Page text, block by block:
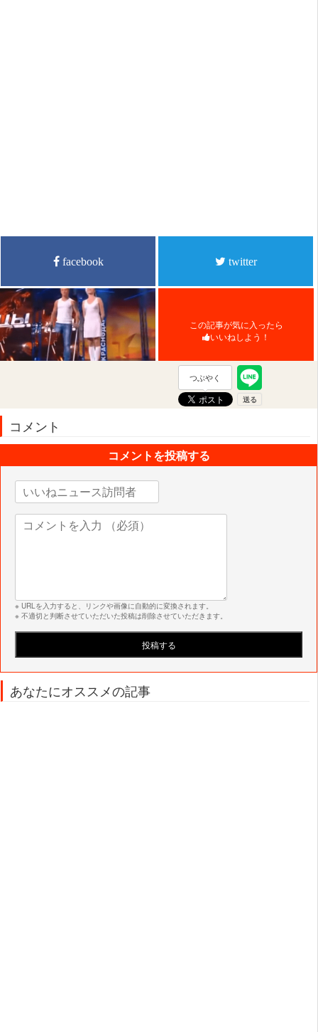
facebook twitter
この記事が気に入ったら
いいねしよう！
つぶやく
コメント
コメントを投稿する
※ URLを入力すると、リンクや画像に自動的に変換されます。
※ 不適切と判断させていただいた投稿は削除させていただきます。
あなたにオススメの記事